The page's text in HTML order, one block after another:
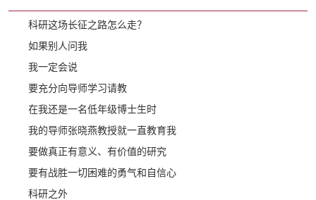
科研这场长征之路怎么走？
如果别人问我
我一定会说
要充分向导师学习请教
在我还是一名低年级博士生时
我的导师张晓燕教授就一直教育我
要做真正有意义、有价值的研究
要有战胜一切困难的勇气和自信心
科研之外